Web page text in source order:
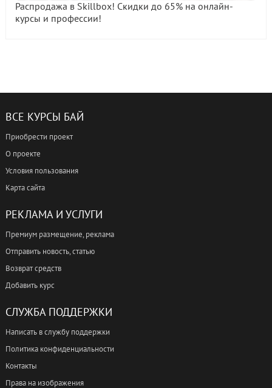
Распродажа в Skillbox! Скидки до 65% на онлайн-
курсы и профессии!
ВСЕ КУРСЫ БАЙ
Приобрести проект
О проекте
Условия пользования
Карта сайта
РЕКЛАМА И УСЛУГИ
Премиум размещение, реклама
Отправить новость, статью
Возврат средств
Добавить курс
СЛУЖБА ПОДДЕРЖКИ
Написать в службу поддержки
Политика конфиденциальности
Контакты
Права на изображения